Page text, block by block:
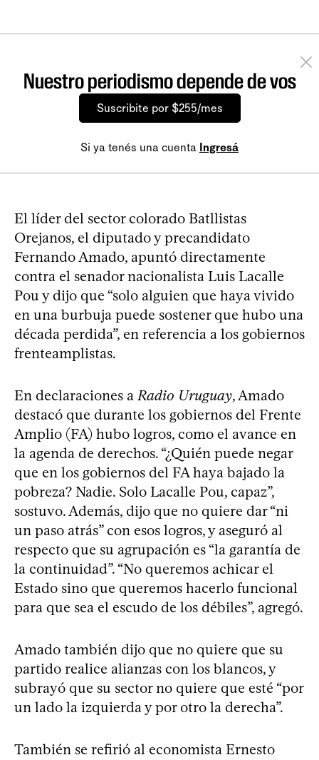
Nuestro periodismo depende de vos
Suscribite por $255/mes
Si ya tenés una cuenta Ingresá
El líder del sector colorado Batllistas
Orejanos, el diputado y precandidato
Fernando Amado, apuntó directamente
contra el senador nacionalista Luis Lacalle
Pou y dijo que “solo alguien que haya vivido
en una burbuja puede sostener que hubo una
década perdida”, en referencia a los gobiernos
frenteamplistas.
En declaraciones a Radio Uruguay, Amado
destacó que durante los gobiernos del Frente
Amplio (FA) hubo logros, como el avance en
la agenda de derechos. “¿Quién puede negar
que en los gobiernos del FA haya bajado la
pobreza? Nadie. Solo Lacalle Pou, capaz”,
sostuvo. Además, dijo que no quiere dar “ni
un paso atrás” con esos logros, y aseguró al
respecto que su agrupación es “la garantía de
la continuidad”. “No queremos achicar el
Estado sino que queremos hacerlo funcional
para que sea el escudo de los débiles”, agregó.
Amado también dijo que no quiere que su
partido realice alianzas con los blancos, y
subrayó que su sector no quiere que esté “por
un lado la izquierda y por otro la derecha”.
También se refirió al economista Ernesto